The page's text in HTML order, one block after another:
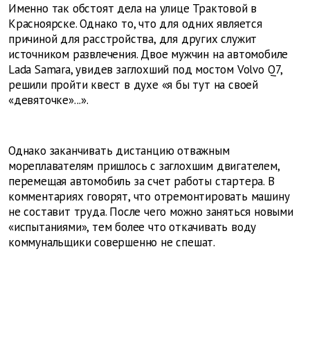
Именно так обстоят дела на улице Трактовой в
Красноярске. Однако то, что для одних является
причиной для расстройства, для других служит
источником развлечения. Двое мужчин на автомобиле
Lada Samara, увидев заглохший под мостом Volvo Q7,
решили пройти квест в духе «я бы тут на своей
«девяточке»...».
Однако заканчивать дистанцию отважным
мореплавателям пришлось с заглохшим двигателем,
перемещая автомобиль за счет работы стартера. В
комментариях говорят, что отремонтировать машину
не составит труда. После чего можно заняться новыми
«испытаниями», тем более что откачивать воду
коммунальщики совершенно не спешат.